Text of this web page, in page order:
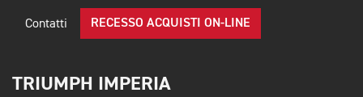
Contatti RECESSO ACQUISTI ON-LINE
TRIUMPH IMPERIA